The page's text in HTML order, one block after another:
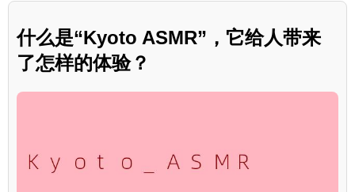
什么是“Kyoto ASMR”，它给人带来
了怎样的体验？